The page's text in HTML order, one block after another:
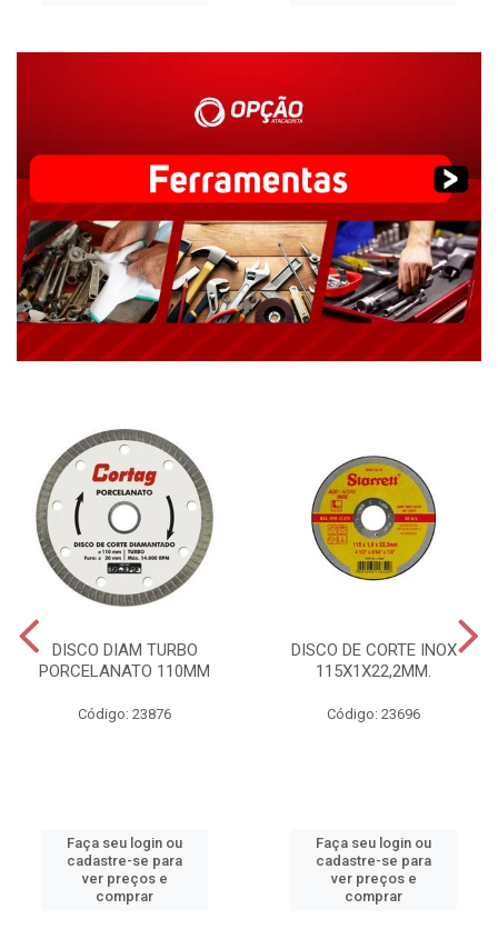
DISCO DIAM TURBO
PORCELANATO 110MM
Código: 23876
Faça seu login ou
cadastre-se para
ver preços e
comprar
DISCO DE CORTE INOX
115X1X22,2MM.
Código: 23696
Faça seu login ou
cadastre-se para
ver preços e
comprar